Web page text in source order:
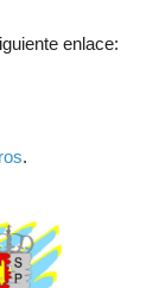
enlace:
.